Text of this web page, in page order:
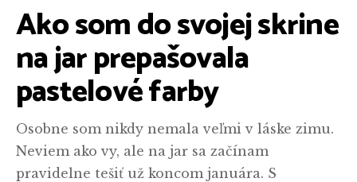
Ako som do svojej skrine
na jar prepašovala
pastelové farby
Osobne som nikdy nemala veľmi v láske zimu.
Neviem ako vy, ale na jar sa začínam
pravidelne tešiť už koncom januára. S